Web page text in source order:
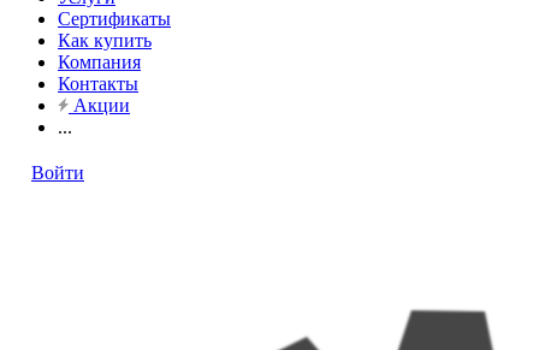
Сертификаты
Как купить
Компания
Контакты
Акции
...
Войти